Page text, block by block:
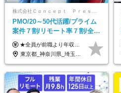
PMO/20～50代活躍/プライム
案件７割/リモート率７割/全員
前職より年収UP/有給取得率
100%
★全員が前職より年収UPを実現！ ★前職給与より120％アップ実績あり ★前職給与を最大限に考慮 ★入社4年目で年収800万円の社員も在籍！ 年俸420万円～960万円（1/12を毎月支給）＋インセンティブ＋各種手当 ※経験・スキルを考慮の上、決定します ※試用期間6ヶ月あり（期間中の給与、待遇に差異はありません） ※上記金額には固定残業代(月20時間／月5.6万円)を含みます ※超過分は別途全額支給します
東京都_神奈川県_埼玉県_千葉県